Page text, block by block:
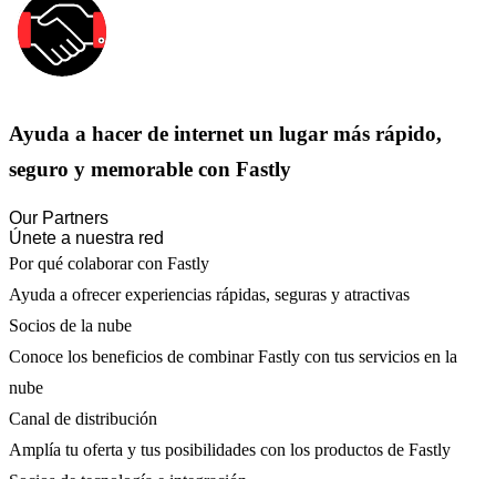
Ayuda a hacer de internet un lugar más rápido,
seguro y memorable con Fastly
Our Partners
Únete a nuestra red
Por qué colaborar con Fastly
Ayuda a ofrecer experiencias rápidas, seguras y atractivas
Socios de la nube
Conoce los beneficios de combinar Fastly con tus servicios en la
nube
Canal de distribución
Amplía tu oferta y tus posibilidades con los productos de Fastly